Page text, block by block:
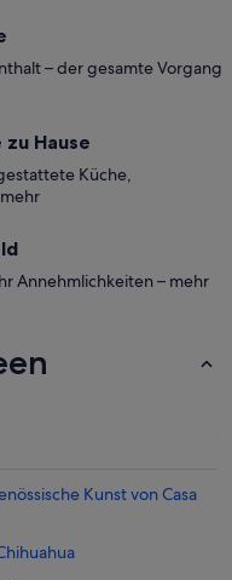
– der gesamte Vorgang
Hause
Küche,
Annehmlichkeiten – mehr
Kunst von Casa